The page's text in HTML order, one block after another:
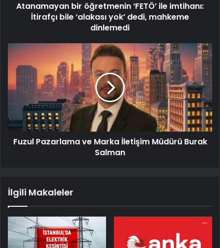
Atanamayan bir öğretmenin ‘FETÖ’ ile imtihanı:
İtirafçı bile ‘alakası yok’ dedi, mahkeme
dinlemedi
Fuzul Pazarlama ve Marka İletişim Müdürü Burak
Salman
İlgili Makaleler